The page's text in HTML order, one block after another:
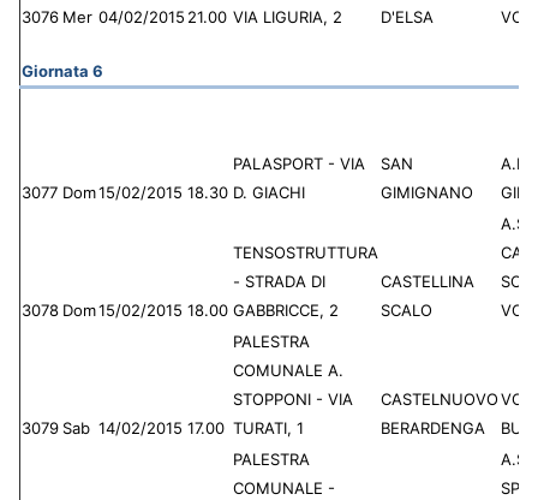
3076 Mer 04/02/2015 21.00 VIA LIGURIA, 2
D'ELSA
Giornata 6
3077 Dom15/02/2015 18.30
PALASPORT - VIA
D. GIACHI
SAN
GIMIGNANO
3078 Dom15/02/2015 18.00
TENSOSTRUTTURA
- STRADA DI
GABBRICCE, 2
CASTELLINA
SCALO
3079 Sab 14/02/2015 17.00
PALESTRA
COMUNALE A.
STOPPONI - VIA
TURATI, 1
CASTELNUOVO
BERARDENGA
PALESTRA
COMUNALE -